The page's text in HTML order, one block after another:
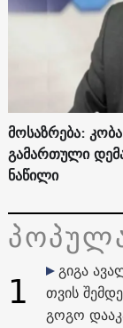
მოსაზრება:
გამართული
ნაწილი
1
გიგა
თვის
გოგო